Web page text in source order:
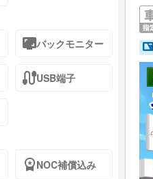
バックモニター
USB端子
NOC補償込み